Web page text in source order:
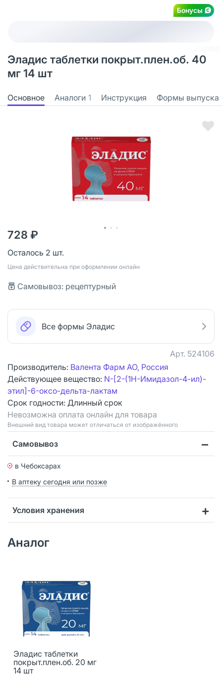
Бонусы
Эладис таблетки покрыт.плен.об. 40
мг 14 шт
Основное Аналоги 1 Инструкция Формы выпуска
728 ₽
Осталось 2 шт.
Цена действительна при оформлении онлайн
Самовывоз: рецептурный
Все формы Эладис
Арт. 524106
Производитель: Валента Фарм АО, Россия
Действующее вещество: N-[2-(1H-Имидазол-4-ил)-
этил]-6-оксо-дельта-лактам
Срок годности: Длинный срок
Невозможна оплата онлайн для товара
Bнешний вид товара может отличаться от изображённого
Самовывоз
в Чебоксарах
В аптеку сегодня или позже
Условия хранения
Аналог
Эладис таблетки
покрыт.плен.об. 20 мг
14 шт